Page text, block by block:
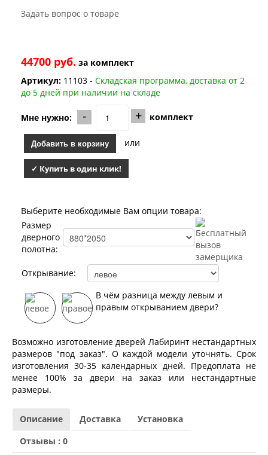
Лабиринт Гранд
Лабиринт Иссида
Лабиринт Карбон
Лабиринт Кармина
Лабиринт Классик Антик медный
Лабиринт Классик Шагрень
Лабиринт Кредор
Лабиринт Лаб Про
Лабиринт Лайн Вайт
Лабиринт Леолаб
Лабиринт Лондон
Лабиринт Норд Плюс
Лабиринт Пазл
Лабиринт Пиано
Лабиринт Платинум
Лабиринт Полярис лайт
Лабиринт Роял
Лабиринт Сильвер
Лабиринт Сияна
Лабиринт Скандия
Лабиринт Смартлаб
Лабиринт Соналаб
Лабиринт Термолайт
Лабиринт Урбан
Лабиринт Фрост
Лабиринт Шторм
Задать вопрос о товаре
44700 руб. за комплект
Артикул: 11103 - Складская программа, доставка от 2
до 5 дней при наличии на складе
Мне нужно: - + комплект
Добавить в корзину или
✓ Купить в один клик!
Выберите необходимые Вам опции товара:
Размер
дверного
полотна:
Открывание:
В чём разница между левым и
правым открыванием двери?
Возможно изготовление дверей Лабиринт нестандартных
размеров "под заказ". О каждой модели уточнять. Срок
изготовления 30-35 календарных дней. Предоплата не
менее 100% за двери на заказ или нестандартные
размеры.
Описание Доставка
Установка
Отзывы : 0